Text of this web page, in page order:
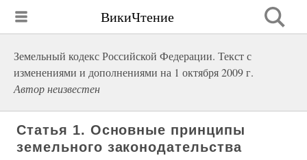
ВикиЧтение
Земельный кодекс Российской Федерации. Текст с
изменениями и дополнениями на 1 октября 2009 г.
Автор неизвестен
Статья 1. Основные принципы
земельного законодательства